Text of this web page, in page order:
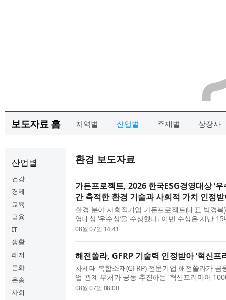
보도자료 홈 지역별 산업별 주제별 상장사
산업별
건강
경제
교육
금융
IT
생활
레저
문화
운송
사회
환경 보도자료
가든프로젝트, 2026 한국ESG경영대상 ‘
간 축적한 환경 기술과 사회적 가치 인정
환경 분야 사회적기업 가든프로젝트(대표 박경복
영대상 ‘우수상’을 수상했다. 이번 수상은 지난
순환, 환경복지, 환경교육 등 다양한 분야에서 축
08월 07일 14:41
해전쏠라, GFRP 기술력 인정받아 ‘혁신프
차세대 복합소재(GFRP) 전문기업 해전쏠라가 금
업 관계 부처가 공동 추진하는 ‘혁신프리미어
‘혁신프리미어 1000’은 혁신성과 성장 가능성이
08월 07일 08:00